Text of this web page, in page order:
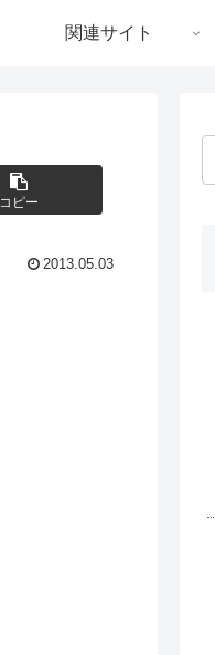
関連サイト
コピー
2013.05.03